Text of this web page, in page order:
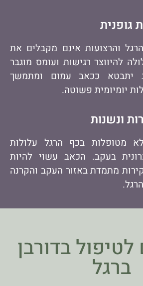
והרצועות אינם מקבלים את
להיווצר רגישות ועומס מוגבר
יתבטא ככאב עמום ומתמשך
יומיומית פשוטה.
מטופלות בכף הרגל עלולות
בעקב. הכאב עשוי להיות
מתמדת באזור העקב והקרנה
לטיפול בדורבן
ברגל